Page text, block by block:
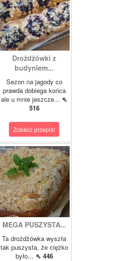
Drożdżówki z
budyniem...
Sezon na jagody co
prawda dobiega końca
ale u mnie jeszcze... ⇖
516
Zobacz przepis!
MEGA PUSZYSTA...
Ta drożdżówka wyszła
tak puszysta, że ciężko
było... ⇖ 446